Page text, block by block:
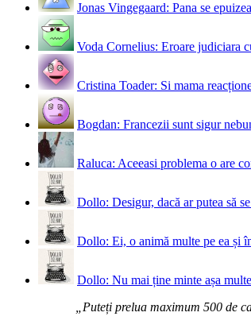
Jonas Vingegaard: Pana se
Voda Cornelius: Eroare judiciara
Cristina Toader: Si mama
Bogdan: Francezii sunt sigur
Raluca: Aceeasi problema o are
Dollo: Desigur, dacă ar putea să
Dollo: Ei, o animă multe pe ea și
Dollo: Nu mai ține minte așa
„Puteți prelua maximum 500 de